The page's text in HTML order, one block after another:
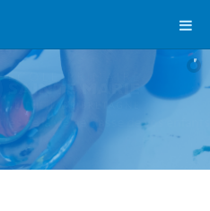
la vie de classe de vos enfants